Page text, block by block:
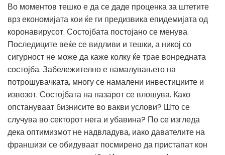
Во моментов тешко е да се даде проценка за штетите
врз економијата кои ќе ги предизвика епидемијата од
коронавирусот. Состојбата постојано се менува.
Последиците веќе се видливи и тешки, а никој со
сигурност не може да каже колку ќе трае вонредната
состојба. Забележително е намалувањето на
потрошувачката, многу се намалени инвестициите и
извозот. Состојбата на пазарот се влошува. Како
опстануваат бизнисите во вакви услови? Што се
случува во секторот нега и убавина? По се изгледа
дека оптимизмот не надвладува, иако давателите на
франшизи се обидуваат посмирено да пристапат кон